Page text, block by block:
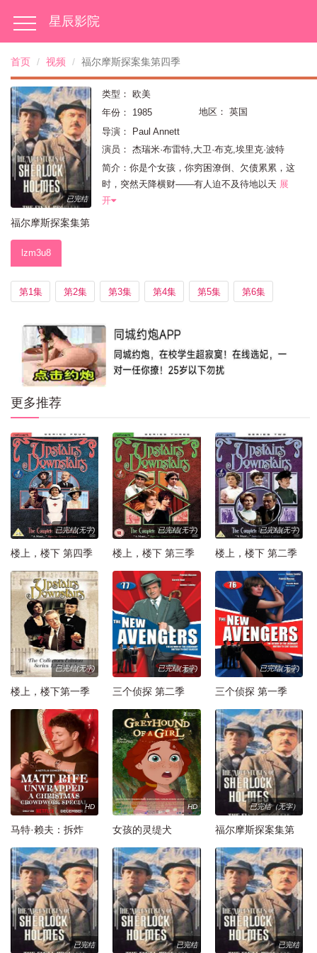
星辰影院
首页 视频 福尔摩斯探案集第四季
已完结
福尔摩斯探案集第
四季
类型：
欧美
年份：
1985 地区：
英国
导演：
Paul Annett
演员：
杰瑞米·布雷特,大卫·布克,埃里克·波特
简介：你是个女孩，你穷困潦倒、欠债累累，这
时，突然天降横财——有人迫不及待地以天 展
开
lzm3u8
第1集 第2集 第3集 第4集 第5集 第6集
更多推荐
已完结(无字)
楼上，楼下 第四季
已完结(无字)
楼上，楼下 第三季
已完结(无字)
楼上，楼下 第二季
已完结(无字)
楼上，楼下第一季
已完结(无字)
三个侦探 第二季
已完结(无字)
三个侦探 第一季
HD
马特·赖夫：拆炸
特辑
HD
女孩的灵缇犬
已完结（无字）
福尔摩斯探案集第
已完结 已完结 已完结